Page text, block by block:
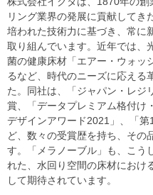
リング業界の発展に貢献してき
培われた技術力に基づき、常に
取り組んでいます。近年では、
菌の健康床材「エアー・ウォッ
るなど、時代のニーズに応える
た。同社は、「ジャパン・レジ
賞、「データプレミアム格付け
デザインアワード2021」、「
ど、数々の受賞歴を持ち、その
す。「メラノーブル」も、こう
れた、水回り空間の床材におけ
して期待されています。